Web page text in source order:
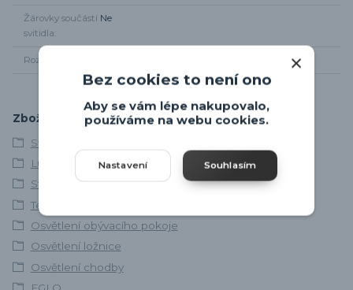
Žárovky součástí
svítidla
Ne
Rozměr svítidla
Zboží zařazeno v kategoriích
Svítidla skladem
Lustry a závěsná svítidla
Stropní svítidla
Textilní svítidla
Osvětlení obývacího pokoje
Osvětlení ložnice
Osvětlení chodby
Bez cookies to není ono
Aby se vám lépe nakupovalo,
používáme na webu cookies.
Nastavení Souhlasím